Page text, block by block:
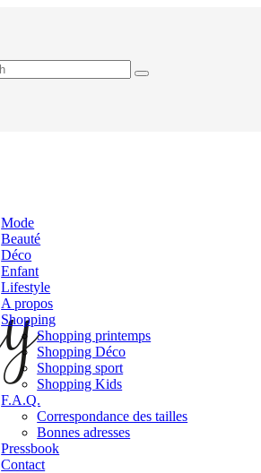
Mode
Beauté
Déco
Enfant
Lifestyle
A propos
Shopping
Shopping printemps
Shopping Déco
Shopping sport
Shopping Kids
F.A.Q.
Correspondance des tailles
Bonnes adresses
Pressbook
Contact